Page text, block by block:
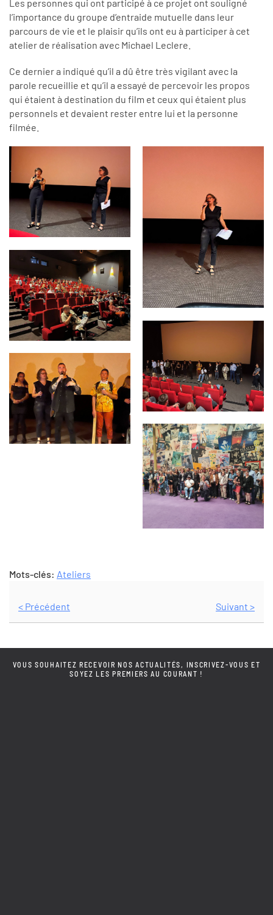
Les personnes qui ont participé à ce projet ont souligné
l’importance du groupe d’entraide mutuelle dans leur
parcours de vie et le plaisir qu’ils ont eu à participer à cet
atelier de réalisation avec Michael Leclere.
Ce dernier a indiqué qu’il a dû être très vigilant avec la
parole recueillie et qu’il a essayé de percevoir les propos
qui étaient à destination du film et ceux qui étaient plus
personnels et devaient rester entre lui et la personne
filmée.
Mots-clés: Ateliers
< Précédent Suivant >
VOUS SOUHAITEZ RECEVOIR NOS ACTUALITÉS, INSCRIVEZ-VOUS ET
SOYEZ LES PREMIERS AU COURANT !